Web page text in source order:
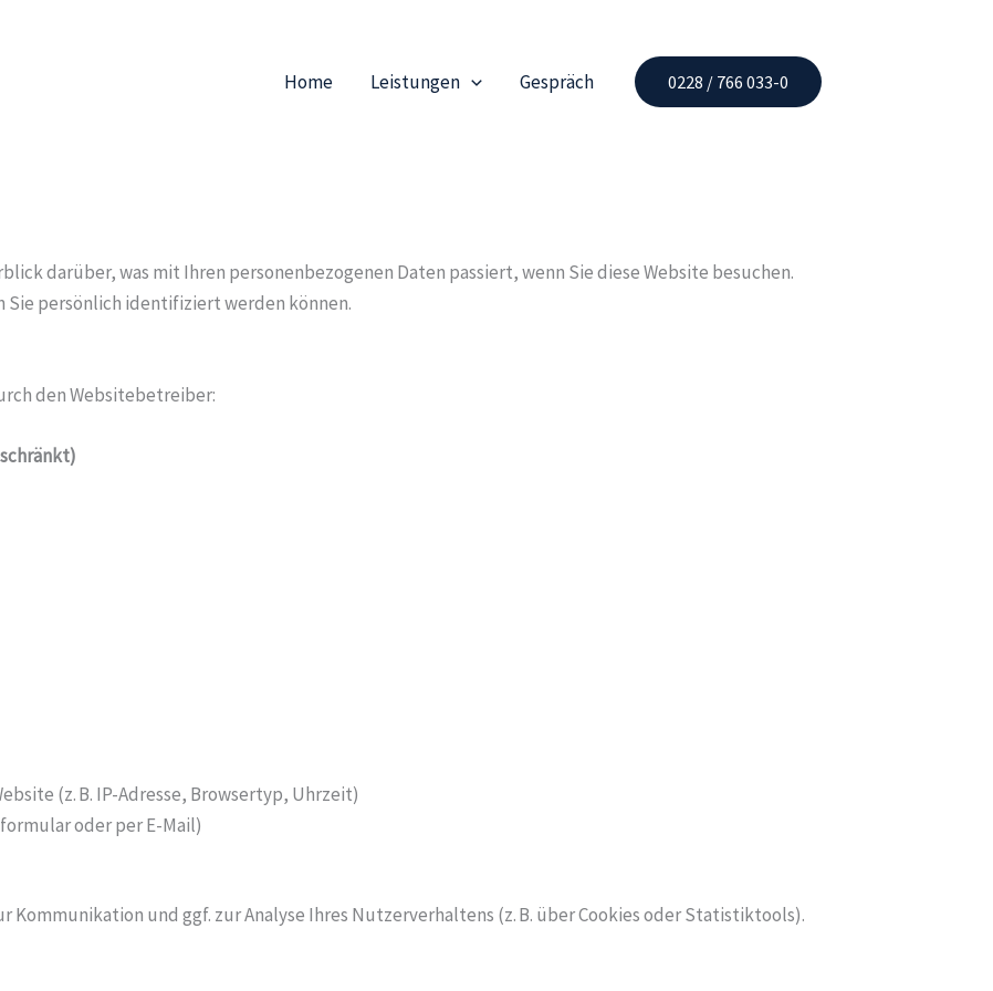
Home Leistungen Gespräch 0228 / 766 033-0
darüber, was mit Ihren personenbezogenen Daten passiert, wenn Sie diese Website besuchen.
Sie persönlich identifiziert werden können.
den Websitebetreiber:
(z. B. IP-Adresse, Browsertyp, Uhrzeit)
oder per E-Mail)
und ggf. zur Analyse Ihres Nutzerverhaltens (z. B. über Cookies oder Statistiktools).